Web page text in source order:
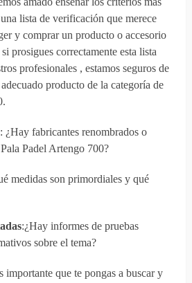
lista de verificación que merece
y comprar un producto o accesorio
prosigues correctamente esta lista
profesionales , estamos seguros de
producto de la categoría de
: ¿Hay fabricantes renombrados o
Padel Artengo 700?
medidas son primordiales y qué
:¿Hay informes de pruebas
sobre el tema?
importante que te pongas a buscar y